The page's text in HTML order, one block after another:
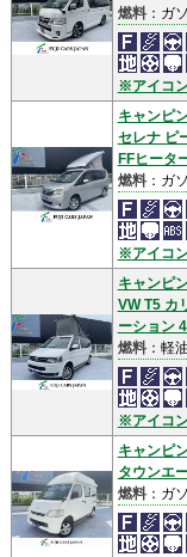
燃料：ガ
※アイコ
キャンピ
セレナ ピ
FFヒータ
燃料：ガ
※アイコ
キャンピ
VW T5 カ
ーション
燃料：軽
※アイコ
キャンピ
タウンエ
燃料：ガ